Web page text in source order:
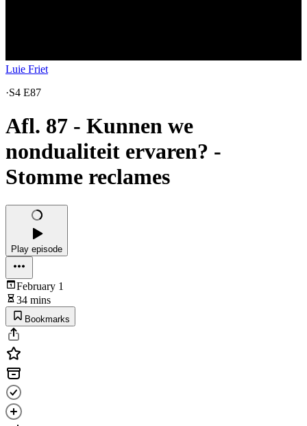
Luie Friet
·S4 E87
Afl. 87 - Kunnen we
nondualiteit ervaren? -
Stomme reclames
Play episode
February 1
34 mins
Bookmarks